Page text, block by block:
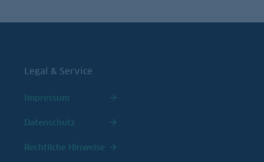
Legal & Service
Impressum
Datenschutz
Rechtliche Hinweise